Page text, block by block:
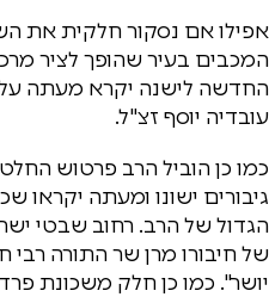
אפילו אם נסקור חלקית את
המכבים בעיר שהופך לציר
החדשה לישנה יקרא מעתה
עובדיה יוסף זצ"ל.
כמו כן הוביל הרב פרטוש
גיבורים ישונו ומעתה יקראו
הגדול של הרב. רחוב שבטי
של חיבורו מרן שר התורה רבי
יושר". כמו כן חלק משכונת